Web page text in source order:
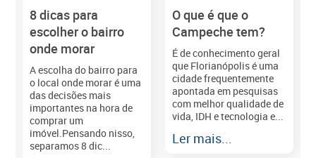
8 dicas para
escolher o bairro
onde morar
A escolha do bairro para
o local onde morar é uma
das decisões mais
importantes na hora de
comprar um
imóvel.Pensando nisso,
separamos 8 dic...
O que é que o
Campeche tem?
É de conhecimento geral
que Florianópolis é uma
cidade frequentemente
apontada em pesquisas
com melhor qualidade de
vida, IDH e tecnologia e...
Ler mais...